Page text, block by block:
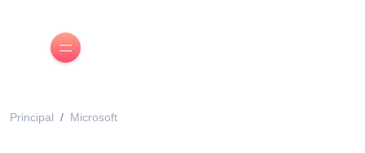
Principal Microsoft